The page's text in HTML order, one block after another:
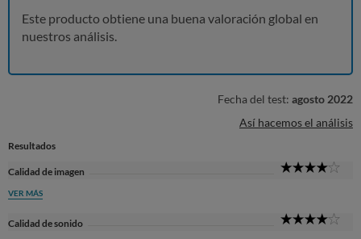
Este producto obtiene una buena valoración global en
nuestros análisis.
Fecha del test: agosto 2022
Así hacemos el análisis
Resultados
Calidad de imagen
VER MÁS
Calidad de sonido